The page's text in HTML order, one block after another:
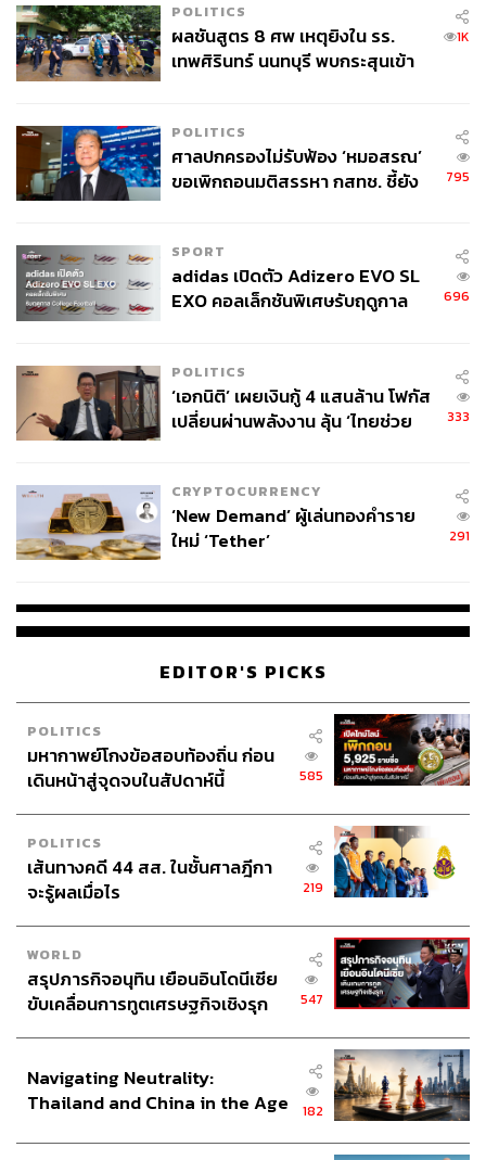
นายฟิลิปโป ข้าหลวงใหญ่ผู้ลี้ภัยแห่งสหประชาชาติ เข้ามา
รับตำแหน่งแทนนายอันโตนิโอ กูเตอร์เรส เมื่อวันที่ 1
สหประชาชาติ
อ่านเกี่ยวกับวิกฤตผู้ลี้ภัยจากโลกถึงไทยต่อได้ที่วิกฤตผู้ลี้ภั
ยทั่วโลกและไทย: ผู้ลี้ภัยในค่ายถึงในกรุงเทพฯ คือโจทย์ที่รัฐไ
ทยต้องตอบ
TAGS: องค์การสหประชาชาติ (UN) UNHCR
Asylum Access
Urban Refugee Filippo Grandi
216
ABOUT THE AUTHOR
บรรณาธิการข่าวต่างประเทศ สำนักข่าว THE
STANDARD / ผู้สื่อข่าวโทรทัศน์
POLITICS
ผลชันสูตร 8 ศพ เหตุยิงใน รร.
เทพศิรินทร์ นนทบุรี พบกระสุนเข้า
1K
POLITICS
ศาลปกครองไม่รับฟ้อง ‘หมอสรณ’
ขอเพิกถอนมติสรรหา กสทช. ชี้ยัง
795
SPORT
adidas เปิดตัว Adizero EVO SL
EXO คอลเล็กชันพิเศษรับฤดูกาล
696
POLITICS
‘เอกนิติ’ เผยเงินกู้ 4 แสนล้าน โฟกัส
เปลี่ยนผ่านพลังงาน ลุ้น ‘ไทยช่วย
333
CRYPTOCURRENCY
‘New Demand’ ผู้เล่นทองคำราย
ใหม่ ‘Tether’
291
EDITOR'S PICKS
POLITICS
มหากาพย์โกงข้อสอบท้องถิ่น ก่อน
เดินหน้าสู่จุดจบในสัปดาห์นี้
585
POLITICS
เส้นทางคดี 44 สส. ในชั้นศาลฎีกา
จะรู้ผลเมื่อไร
219
WORLD
สรุปภารกิจอนุทิน เยือนอินโดนีเซีย
ขับเคลื่อนการทูตเศรษฐกิจเชิงรุก
547
Navigating Neutrality:
Thailand and China in the Age
182